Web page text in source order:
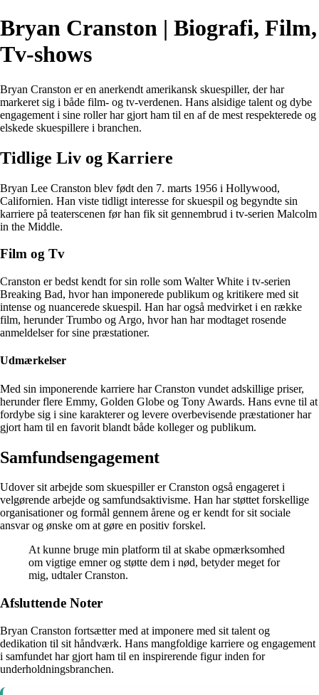
Bryan Cranston | Biografi, Film,
Tv-shows
Bryan Cranston er en anerkendt amerikansk skuespiller, der har
markeret sig i både film- og tv-verdenen. Hans alsidige talent og dybe
engagement i sine roller har gjort ham til en af de mest respekterede og
elskede skuespillere i branchen.
Tidlige Liv og Karriere
Bryan Lee Cranston blev født den 7. marts 1956 i Hollywood,
Californien. Han viste tidligt interesse for skuespil og begyndte sin
karriere på teaterscenen før han fik sit gennembrud i tv-serien Malcolm
in the Middle.
Film og Tv
Cranston er bedst kendt for sin rolle som Walter White i tv-serien
Breaking Bad, hvor han imponerede publikum og kritikere med sit
intense og nuancerede skuespil. Han har også medvirket i en række
film, herunder Trumbo og Argo, hvor han har modtaget rosende
anmeldelser for sine præstationer.
Udmærkelser
Med sin imponerende karriere har Cranston vundet adskillige priser,
herunder flere Emmy, Golden Globe og Tony Awards. Hans evne til at
fordybe sig i sine karakterer og levere overbevisende præstationer har
gjort ham til en favorit blandt både kolleger og publikum.
Samfundsengagement
Udover sit arbejde som skuespiller er Cranston også engageret i
velgørende arbejde og samfundsaktivisme. Han har støttet forskellige
organisationer og formål gennem årene og er kendt for sit sociale
ansvar og ønske om at gøre en positiv forskel.
At kunne bruge min platform til at skabe opmærksomhed
om vigtige emner og støtte dem i nød, betyder meget for
mig, udtaler Cranston.
Afsluttende Noter
Bryan Cranston fortsætter med at imponere med sit talent og
dedikation til sit håndværk. Hans mangfoldige karriere og engagement
i samfundet har gjort ham til en inspirerende figur inden for
underholdningsbranchen.